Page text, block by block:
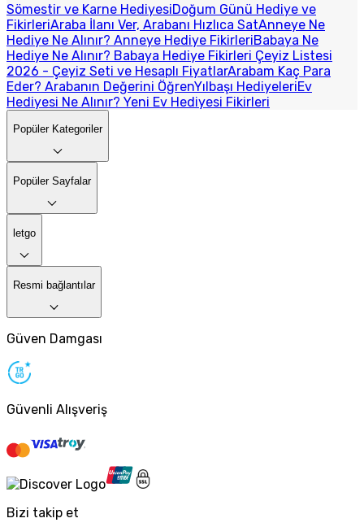
Sömestir ve Karne HediyesiDoğum Günü Hediye ve
FikirleriAraba İlanı Ver, Arabanı Hızlıca SatAnneye Ne
Hediye Ne Alınır? Anneye Hediye FikirleriBabaya Ne
Hediye Ne Alınır? Babaya Hediye Fikirleri Çeyiz Listesi
2026 - Çeyiz Seti ve Hesaplı FiyatlarArabam Kaç Para
Eder? Arabanın Değerini ÖğrenYılbaşı HediyeleriEv
Hediyesi Ne Alınır? Yeni Ev Hediyesi Fikirleri
Popüler Kategoriler
Popüler Sayfalar
letgo
Resmi bağlantılar
Güven Damgası
Güvenli Alışveriş
Bizi takip et